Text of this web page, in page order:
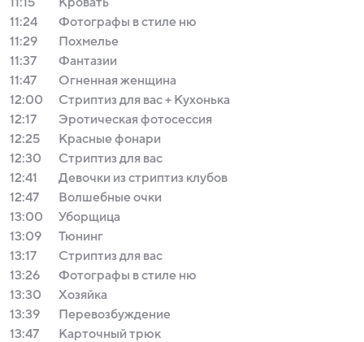
11:24
Фотографы в стиле ню
11:29
Похмелье
11:37
Фантазии
11:47
Огненная женщина
12:00
Стриптиз для вас + Кухонька
12:17
Эротическая фотосессия
12:25
Красные фонари
12:30
Стриптиз для вас
12:41
Девочки из стриптиз клубов
12:47
Волшебные очки
13:00
Уборщица
13:09
Тюнинг
13:17
Стриптиз для вас
13:26
Фотографы в стиле ню
13:30
Хозяйка
13:39
Перевозбуждение
13:47
Карточный трюк